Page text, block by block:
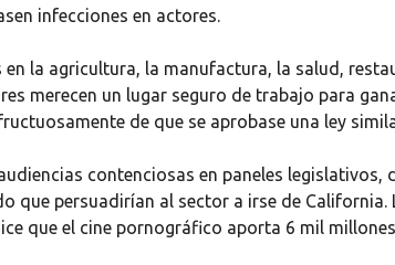
infecciones en actores.
la agricultura, la manufactura, la salud,
merecen un lugar seguro de trabajo para
de que se aprobase una ley
contenciosas en paneles legislativos,
que persuadirían al sector a irse de
que el cine pornográfico aporta 6 mil